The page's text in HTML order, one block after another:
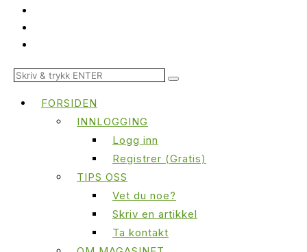
FORSIDEN
INNLOGGING
Logg inn
Registrer (Gratis)
TIPS OSS
Vet du noe?
Skriv en artikkel
Ta kontakt